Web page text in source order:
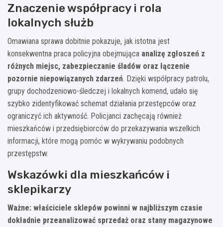
Znaczenie współpracy i rola
lokalnych służb
Omawiana sprawa dobitnie pokazuje, jak istotna jest
konsekwentna praca policyjna obejmująca analizę zgłoszeń z
różnych miejsc, zabezpieczanie śladów oraz łączenie
pozornie niepowiązanych zdarzeń. Dzięki współpracy patrolu,
grupy dochodzeniowo-śledczej i lokalnych komend, udało się
szybko zidentyfikować schemat działania przestępców oraz
ograniczyć ich aktywność. Policjanci zachęcają również
mieszkańców i przedsiębiorców do przekazywania wszelkich
informacji, które mogą pomóc w wykrywaniu podobnych
przestępstw.
Wskazówki dla mieszkańców i
sklepikarzy
Ważne: właściciele sklepów powinni w najbliższym czasie
dokładnie przeanalizować sprzedaż oraz stany magazynowe